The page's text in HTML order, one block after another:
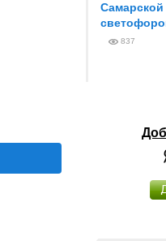
Самарской
837